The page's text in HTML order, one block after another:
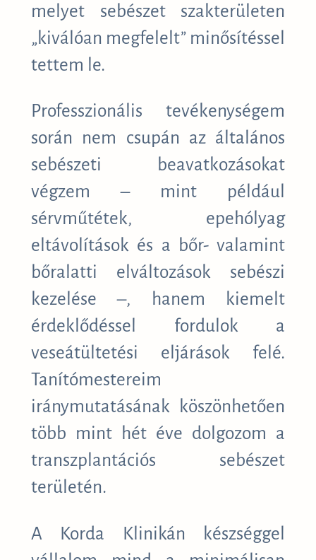
melyet sebészet szakterületen
„kiválóan megfelelt” minősítéssel
tettem le.
Professzionális tevékenységem
során nem csupán az általános
sebészeti beavatkozásokat
végzem – mint például
sérvműtétek, epehólyag
eltávolítások és a bőr- valamint
bőralatti elváltozások sebészi
kezelése –, hanem kiemelt
érdeklődéssel fordulok a
veseátültetési eljárások felé.
Tanítómestereim
iránymutatásának köszönhetően
több mint hét éve dolgozom a
transzplantációs sebészet
területén.
A Korda Klinikán készséggel